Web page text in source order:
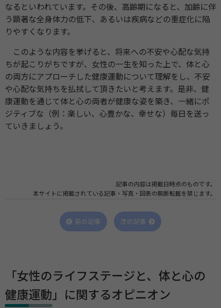
なるといわれています。その後、高齢期になると、加齢に伴
う顕著な全身体力の低下、あるいは疾病などの重症化に陥
りやすくなります。
このような内容を挙げると、将来への不安や心配な気持
ちが起こりがちですが、女性の一生を知った上で、体と心
の両方にアプローチした健康運動について理解をし、不安
や心配な気持ちを払拭して頂きたいと考えます。是非、健
康運動を通じて体と心の両者が健康な姿を築き、一緒にポ
ジティブな（例：楽しい、心豊かな、幸せな）毎日を送っ
ていきましょう。
記事の内容は掲載日時点のものです。
本サイトに掲載されている記事・写真・図表の無断転載を禁じます。
前の記事 次の記事
「女性のライフステージと、体と心の
健康運動」に関するオピニオン